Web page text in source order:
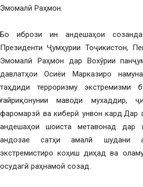
Эмомалӣ Раҳмон.
Бо ибрози ин андешаҳои созанда
Президенти Ҷумҳурии Тоҷикистон,
Эмомалӣ Раҳмон дар Вохӯрии
давлатҳои Осиёи Марказиро
таҳдиди терроризму экстремизми
ғайриқонунии маводи мухаддир,
фаромарзӣ ва киберӣ унвон кард.Дар
андешаҳои шоиста метавонад дар
андозае сатҳи амалӣ шудани
экстремистиро коҳиш диҳад ва
осудагӣ раҳнамоӣ созад.